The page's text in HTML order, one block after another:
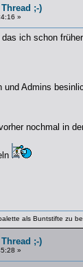
;-)
»
ich schon
Admins
nochmal in
als Buntstifte zu
;-)
»